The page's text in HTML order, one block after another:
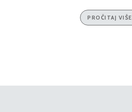
PROČITAJ VIŠE